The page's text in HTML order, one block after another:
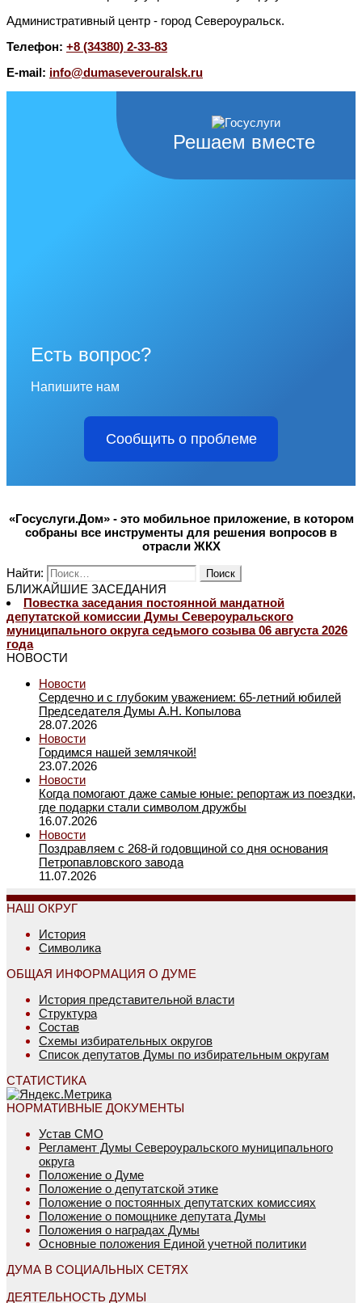
Административный центр - город Североуральск.
Телефон: +8 (34380) 2-33-83
E-mail: info@dumaseverouralsk.ru
Решаем вместе
Есть вопрос?
Напишите нам
Сообщить о проблеме
«Госуслуги.Дом» - это мобильное приложение, в котором
собраны все инструменты для решения вопросов в
отрасли ЖКХ
Найти:
БЛИЖАЙШИЕ ЗАСЕДАНИЯ
Повестка заседания постоянной мандатной
депутатской комиссии Думы Североуральского
муниципального округа седьмого созыва 06 августа 2026
года
НОВОСТИ
Новости
Сердечно и с глубоким уважением: 65-летний юбилей
Председателя Думы А.Н. Копылова
28.07.2026
Новости
Гордимся нашей землячкой!
23.07.2026
Новости
Когда помогают даже самые юные: репортаж из поездки,
где подарки стали символом дружбы
16.07.2026
Новости
Поздравляем с 268-й годовщиной со дня основания
Петропавловского завода
11.07.2026
НАШ ОКРУГ
История
Символика
ОБЩАЯ ИНФОРМАЦИЯ О ДУМЕ
История представительной власти
Структура
Состав
Схемы избирательных округов
Список депутатов Думы по избирательным округам
СТАТИСТИКА
НОРМАТИВНЫЕ ДОКУМЕНТЫ
Устав СМО
Регламент Думы Североуральского муниципального
округа
Положение о Думе
Положение о депутатской этике
Положение о постоянных депутатских комиссиях
Положение о помощнике депутата Думы
Положения о наградах Думы
Основные положения Единой учетной политики
ДУМА В СОЦИАЛЬНЫХ СЕТЯХ
ДЕЯТЕЛЬНОСТЬ ДУМЫ